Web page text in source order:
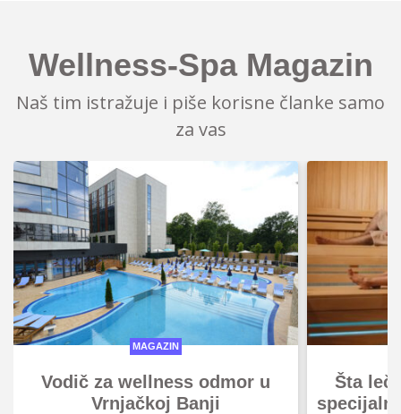
Wellness-Spa Magazin
Naš tim istražuje i piše korisne članke samo
za vas
MAGAZIN
Vodič za wellness odmor u
Vrnjačkoj Banji
Šta